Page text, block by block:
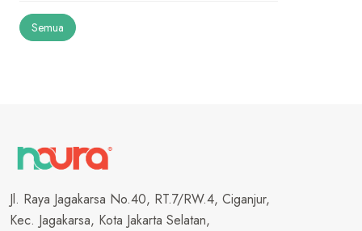
Semua
Jl. Raya Jagakarsa No.40, RT.7/RW.4, Ciganjur,
Kec. Jagakarsa, Kota Jakarta Selatan,